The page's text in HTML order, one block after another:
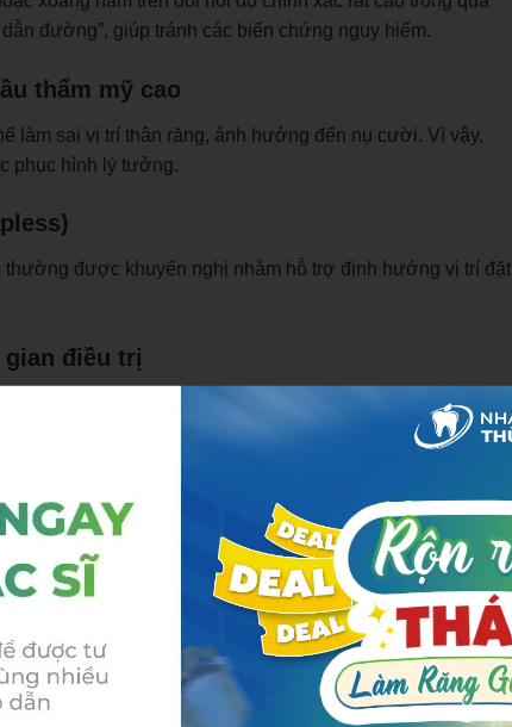
đường”, giúp tránh các biến chứng nguy hiểm.
thẩm mỹ cao
làm sai vị trí thân răng, ảnh hưởng đến nụ cười. Vì vậy,
phục hình lý tưởng.
thường được khuyến nghị nhằm hỗ trợ định hướng vị trí đặt
điều trị
thuật có thể giảm khoảng 30–50%, đồng thời hạn chế
thuật truyền thống và kỹ thuật số